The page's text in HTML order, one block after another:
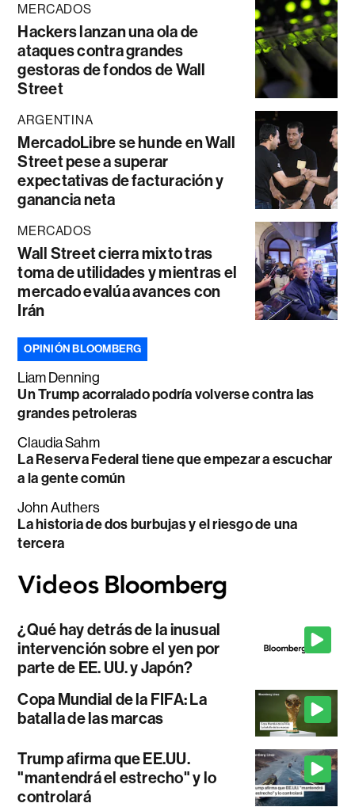
MERCADOS
Hackers lanzan una ola de
ataques contra grandes
gestoras de fondos de Wall
Street
ARGENTINA
MercadoLibre se hunde en Wall
Street pese a superar
expectativas de facturación y
ganancia neta
MERCADOS
Wall Street cierra mixto tras
toma de utilidades y mientras el
mercado evalúa avances con
Irán
OPINIÓN BLOOMBERG
Liam Denning
Un Trump acorralado podría volverse contra las
grandes petroleras
Claudia Sahm
La Reserva Federal tiene que empezar a escuchar
a la gente común
John Authers
La historia de dos burbujas y el riesgo de una
tercera
¿Qué hay detrás de la inusual
intervención sobre el yen por
parte de EE. UU. y Japón?
Copa Mundial de la FIFA: La
batalla de las marcas
Trump afirma que EE.UU.
"mantendrá el estrecho" y lo
controlará